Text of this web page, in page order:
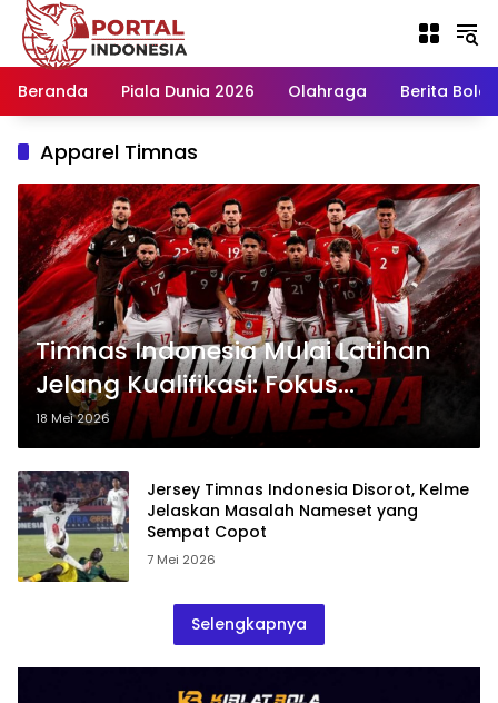
Langsung
konten
Beranda
Piala Dunia 2026 Olahraga Berita Bola
Apparel Timnas
Timnas Indonesia Mulai Latihan
Jelang Kualifikasi: Fokus
Intensitas dan Komposisi Pemain
18 Mei 2026
Jersey Timnas Indonesia Disorot, Kelme
Jelaskan Masalah Nameset yang
Sempat Copot
7 Mei 2026
Selengkapnya